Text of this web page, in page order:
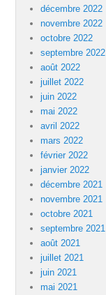
décembre 2022
novembre 2022
octobre 2022
septembre 2022
août 2022
juillet 2022
juin 2022
mai 2022
avril 2022
mars 2022
février 2022
janvier 2022
décembre 2021
novembre 2021
octobre 2021
septembre 2021
août 2021
juillet 2021
juin 2021
mai 2021